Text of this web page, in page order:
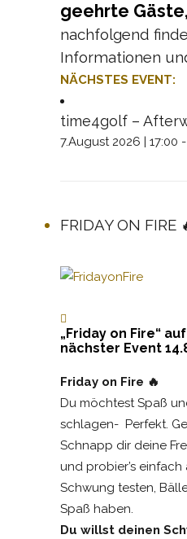
geehrte Gäste,
nachfolgend
Informationen
NÄCHSTES EVENT:
time4golf –
7.August 2026 | 17:00 -
FRIDAY ON FIRE
„Friday on Fire“
nächster Event
Friday on Fire 🔥
Du möchtest Spaß
schlagen- Perfekt.
Schnapp dir deine
und probier’s einfach
Schwung testen,
Spaß haben.
Du willst deinen